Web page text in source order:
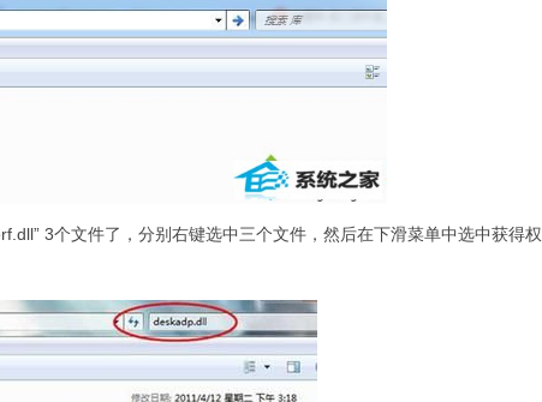
3个文件了，分别右键选中三个文件，然后在下滑菜单中选中获得权